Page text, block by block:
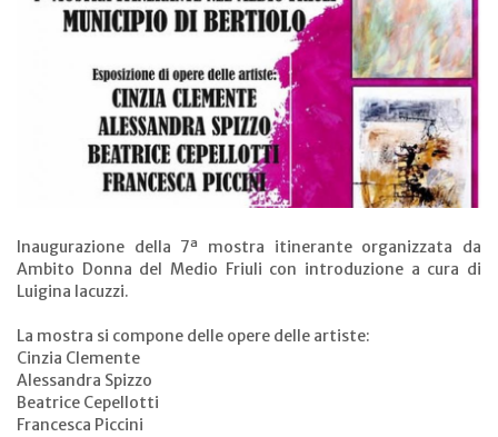
Inaugurazione della 7ª mostra itinerante organizzata da
Ambito Donna del Medio Friuli con introduzione a cura di
Luigina Iacuzzi.
La mostra si compone delle opere delle artiste:
Cinzia Clemente
Alessandra Spizzo
Beatrice Cepellotti
Francesca Piccini